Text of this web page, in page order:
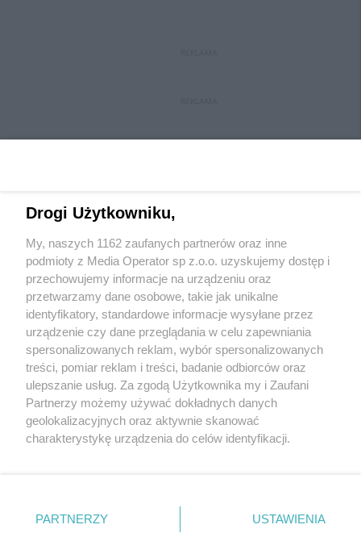
Wydawca mediówlokalnych
Nie zapomnij
zapoznać się z:
polityką prywatności regulamin korzystania z portali
Twojemiasto
Piekary Śląskie
Chorzów
Tarnowskie Góry
Gliwice
Skontakuj sięz nami
Kontakt
Wydawca
Redakcja
Drogi Użytkowniku,
My, naszych 1162 zaufanych partnerów oraz inne
podmioty z Media Operator sp z.o.o. uzyskujemy dostęp i
przechowujemy informacje na urządzeniu oraz
przetwarzamy dane osobowe, takie jak unikalne
identyfikatory, standardowe informacje wysyłane przez
urządzenie czy dane przeglądania w celu zapewniania
spersonalizowanych reklam, wybór spersonalizowanych
treści, pomiar reklam i treści, badanie odbiorców oraz
ulepszanie usług. Za zgodą Użytkownika my i Zaufani
Partnerzy możemy używać dokładnych danych
geolokalizacyjnych oraz aktywnie skanować
charakterystykę urządzenia do celów identyfikacji.
zmienić/wycofać klikając przycisk ustawień prywatności
znajdujący się w lewym dolnym rogu strony
PARTNERZY USTAWIENIA